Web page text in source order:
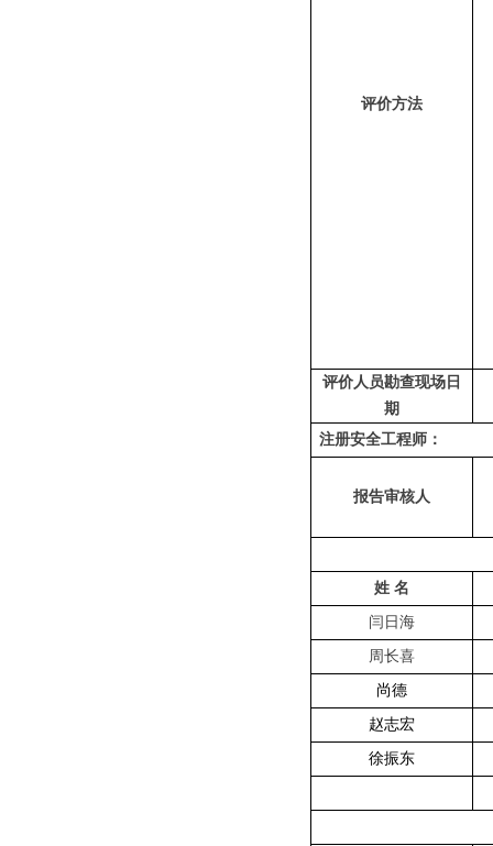
评价方法
评价人员勘查现场日
期
注册安全工程师：
报告审核人
姓 名
闫日海
周长喜
尚德
赵志宏
徐振东